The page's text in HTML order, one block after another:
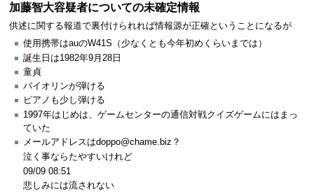
加藤智大容疑者についての未確定情報
供述に関する報道で裏付けられれば情報源が正確ということになるが
使用携帯はauのW41S（少なくとも今年初めくらいまでは）
誕生日は1982年9月28日
童貞
バイオリンが弾ける
ピアノも少し弾ける
1997年はじめは、ゲームセンターの通信対戦クイズゲームにはまっ
ていた
メールアドレスはdoppo@chame.biz？
泣く事ならたやすいけれど
09/09 08:51
悲しみには流されない